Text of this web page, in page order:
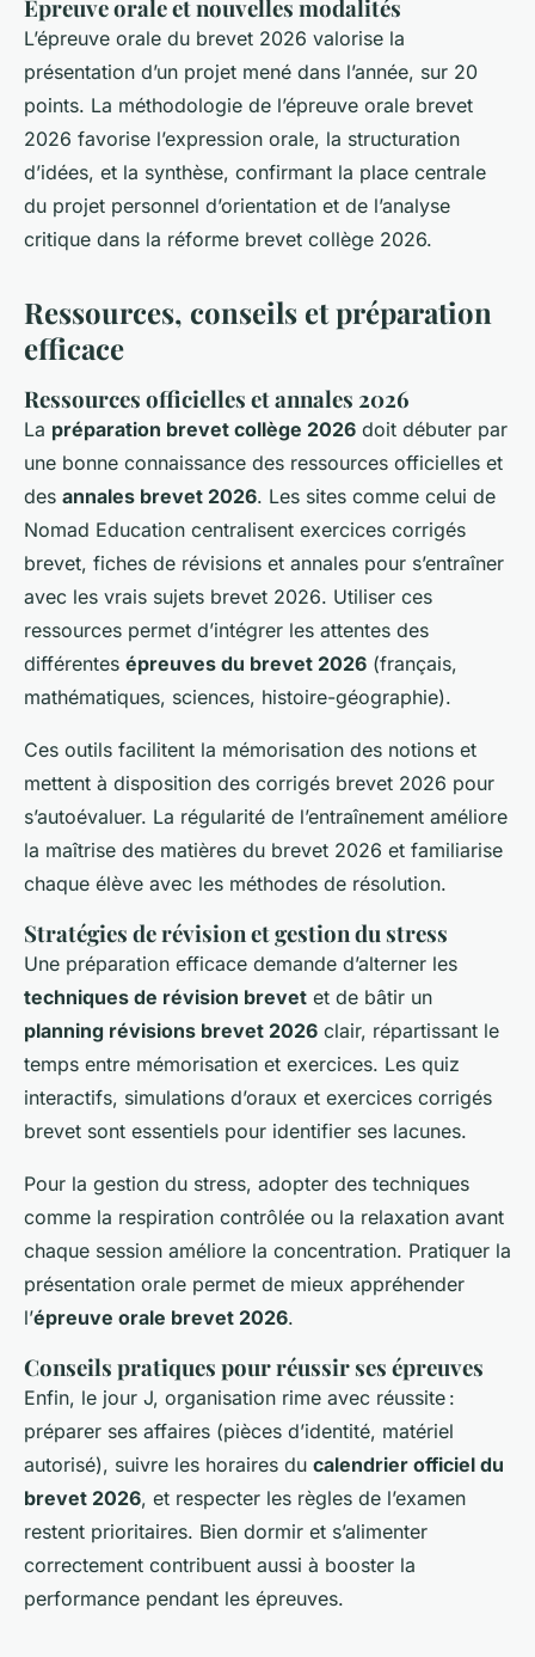
Épreuve orale et nouvelles modalités
L’épreuve orale du brevet 2026 valorise la
présentation d’un projet mené dans l’année, sur 20
points. La méthodologie de l’épreuve orale brevet
2026 favorise l’expression orale, la structuration
d’idées, et la synthèse, confirmant la place centrale
du projet personnel d’orientation et de l’analyse
critique dans la réforme brevet collège 2026.
Ressources, conseils et préparation
efficace
Ressources officielles et annales 2026
La préparation brevet collège 2026 doit débuter par
une bonne connaissance des ressources officielles et
des annales brevet 2026. Les sites comme celui de
Nomad Education centralisent exercices corrigés
brevet, fiches de révisions et annales pour s’entraîner
avec les vrais sujets brevet 2026. Utiliser ces
ressources permet d’intégrer les attentes des
différentes épreuves du brevet 2026 (français,
mathématiques, sciences, histoire-géographie).
Ces outils facilitent la mémorisation des notions et
mettent à disposition des corrigés brevet 2026 pour
s’autoévaluer. La régularité de l’entraînement améliore
la maîtrise des matières du brevet 2026 et familiarise
chaque élève avec les méthodes de résolution.
Stratégies de révision et gestion du stress
Une préparation efficace demande d’alterner les
techniques de révision brevet et de bâtir un
planning révisions brevet 2026 clair, répartissant le
temps entre mémorisation et exercices. Les quiz
interactifs, simulations d’oraux et exercices corrigés
brevet sont essentiels pour identifier ses lacunes.
Pour la gestion du stress, adopter des techniques
comme la respiration contrôlée ou la relaxation avant
chaque session améliore la concentration. Pratiquer la
présentation orale permet de mieux appréhender
l’épreuve orale brevet 2026.
Conseils pratiques pour réussir ses épreuves
Enfin, le jour J, organisation rime avec réussite :
préparer ses affaires (pièces d’identité, matériel
autorisé), suivre les horaires du calendrier officiel du
brevet 2026, et respecter les règles de l’examen
restent prioritaires. Bien dormir et s’alimenter
correctement contribuent aussi à booster la
performance pendant les épreuves.